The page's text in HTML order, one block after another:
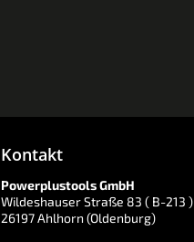
Kontakt
Powerplustools GmbH
Wildeshauser Straße 83 ( B-213 )
26197 Ahlhorn (Oldenburg)